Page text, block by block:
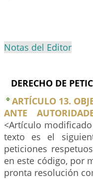
Notas del Editor
DERECHO DE
ARTÍCULO 13.
ANTE
<Artículo
texto es el
peticiones
en este código, por
pronta resolución